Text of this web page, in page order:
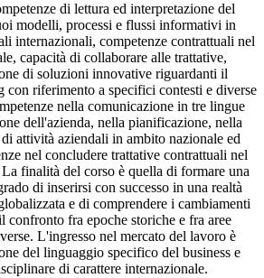
di lettura ed interpretazione del
modelli, processi e flussi informativi in
internazionali, competenze contrattuali nel
capacità di collaborare alle trattative,
di soluzioni innovative riguardanti il
con riferimento a specifici contesti e diverse
nella comunicazione in tre lingue
dell'azienda, nella pianificazione, nella
attività aziendali in ambito nazionale ed
nel concludere trattative contrattuali nel
finalità del corso è quella di formare una
di inserirsi con successo in una realtà
e di comprendere i cambiamenti
confronto fra epoche storiche e fra aree
L'ingresso nel mercato del lavoro è
del linguaggio specifico del business e
di carattere internazionale.